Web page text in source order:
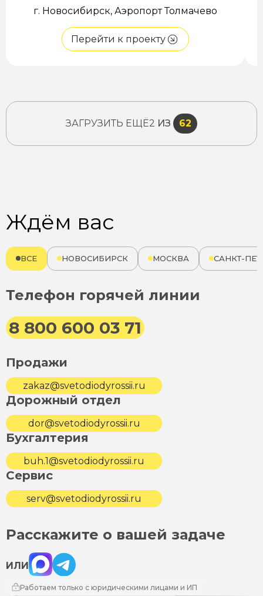
г. Новосибирск, Аэропорт Толмачево
Перейти к проекту
ЗАГРУЗИТЬ ЕЩЁ2 ИЗ 62
Ждём вас
ВСЕ НОВОСИБИРСК МОСКВА САНКТ-
Телефон горячей линии
8 800 600 03 71
Продажи
zakaz@svetodiodyrossii.ru
Дорожный отдел
dor@svetodiodyrossii.ru
Бухгалтерия
buh.1@svetodiodyrossii.ru
Сервис
serv@svetodiodyrossii.ru
Расскажите о вашей задаче
ИЛИ
Max Telegram
Работаем только с юридическими лицами и ИП